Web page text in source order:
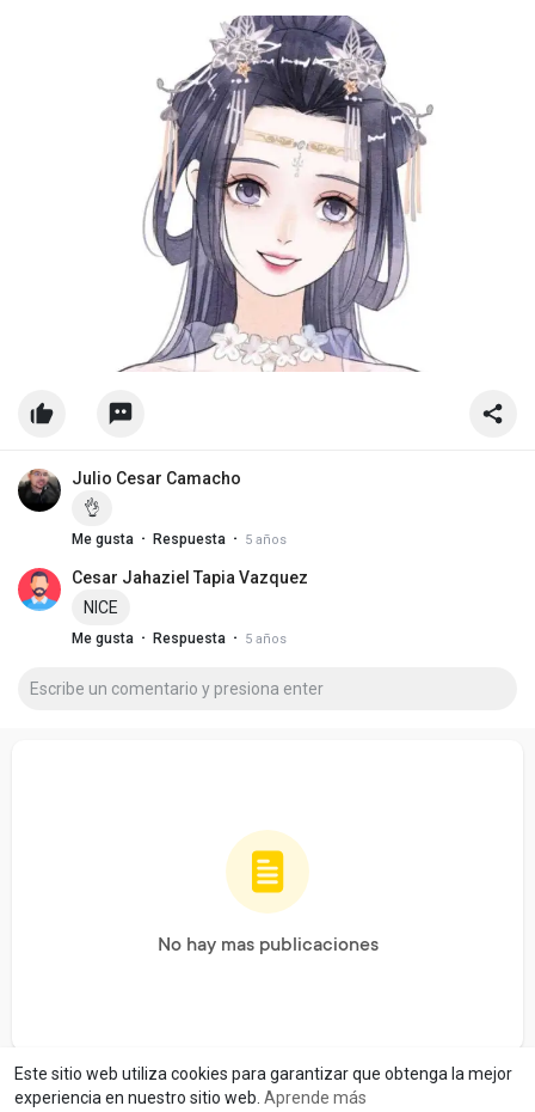
Este sitio web utiliza cookies para garantizar que obtenga la mejor
experiencia en nuestro sitio web. Aprende más
Julio Cesar Camacho
👌
Me gusta · Respuesta · 5 años
Cesar Jahaziel Tapia Vazquez
NICE
Me gusta · Respuesta · 5 años
No hay mas publicaciones